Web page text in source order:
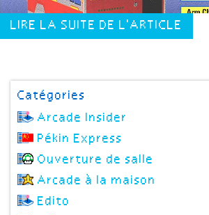
LIRE LA SUITE DE L'ARTICLE
Catégories
Arcade Insider
Pékin Express
Ouverture de salle
Arcade à la maison
Edito